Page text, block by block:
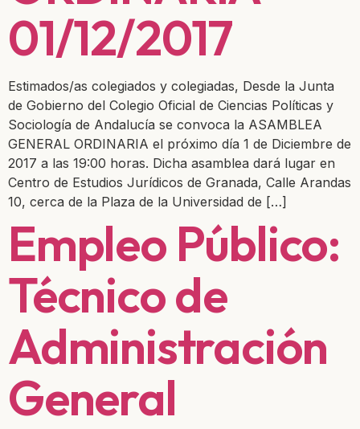
01/12/2017
Estimados/as colegiados y colegiadas, Desde la Junta
de Gobierno del Colegio Oficial de Ciencias Políticas y
Sociología de Andalucía se convoca la ASAMBLEA
GENERAL ORDINARIA el próximo día 1 de Diciembre de
2017 a las 19:00 horas. Dicha asamblea dará lugar en
Centro de Estudios Jurídicos de Granada, Calle Arandas
10, cerca de la Plaza de la Universidad de […]
Empleo Público:
Técnico de
Administración
General